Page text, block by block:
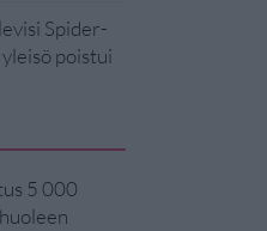
Spider-
poistui
5 000